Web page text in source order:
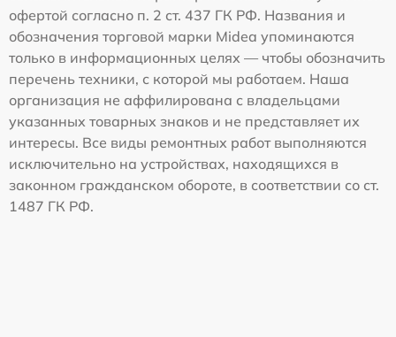
офертой согласно п. 2 ст. 437 ГК РФ. Названия и
обозначения торговой марки Midea упоминаются
только в информационных целях — чтобы обозначить
перечень техники, с которой мы работаем. Наша
организация не аффилирована с владельцами
указанных товарных знаков и не представляет их
интересы. Все виды ремонтных работ выполняются
исключительно на устройствах, находящихся в
законном гражданском обороте, в соответствии со ст.
1487 ГК РФ.